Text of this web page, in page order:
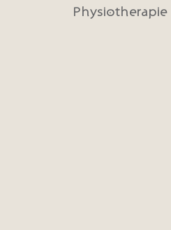
Physiotherapie